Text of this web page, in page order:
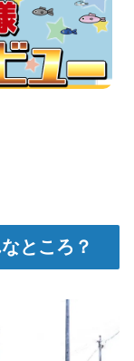
ところ？